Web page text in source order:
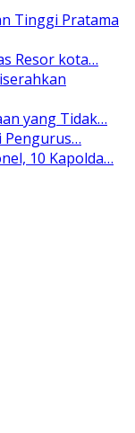
Tinggi Pratama
Resor kota…
yang Tidak…
Pengurus…
10 Kapolda…